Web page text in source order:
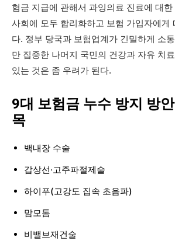
험금 지급에 관해서 과잉의료 진료에 대
사회에 모두 합리화하고 보험 가입자에게
다. 정부 당국과 보험업계가 긴밀하게 소
만 집중한 나머지 국민의 건강과 자유 치
있는 것은 좀 우려가 된다.
9대 보험금 누수 방지 방
목
백내장 수술
갑상선·고주파절제술
하이푸(고강도 집속 초음파)
맘모톰
비밸브재건술